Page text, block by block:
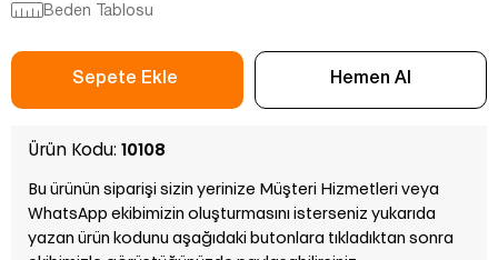
Beden Tablosu
Ürün Kodu: 10108
Bu ürünün siparişi sizin yerinize Müşteri Hizmetleri veya
WhatsApp ekibimizin oluşturmasını isterseniz yukarıda
yazan ürün kodunu aşağıdaki butonlara tıkladıktan sonra